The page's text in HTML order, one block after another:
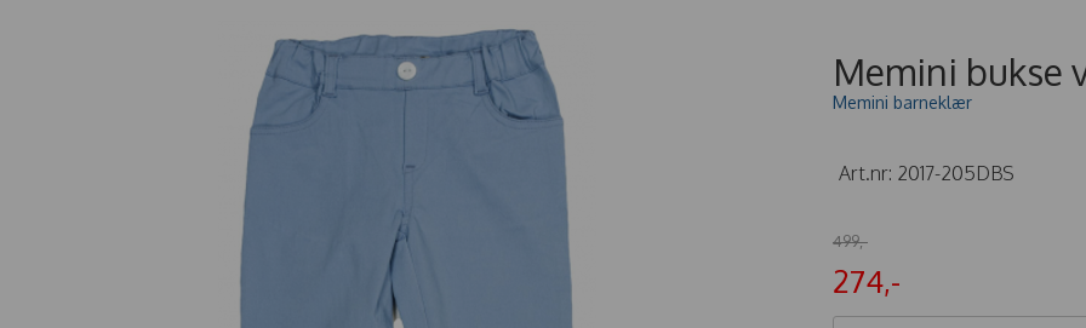
Memini bukse
Memini barneklær
Art.nr: 2017-205DBS
499,-
274,-